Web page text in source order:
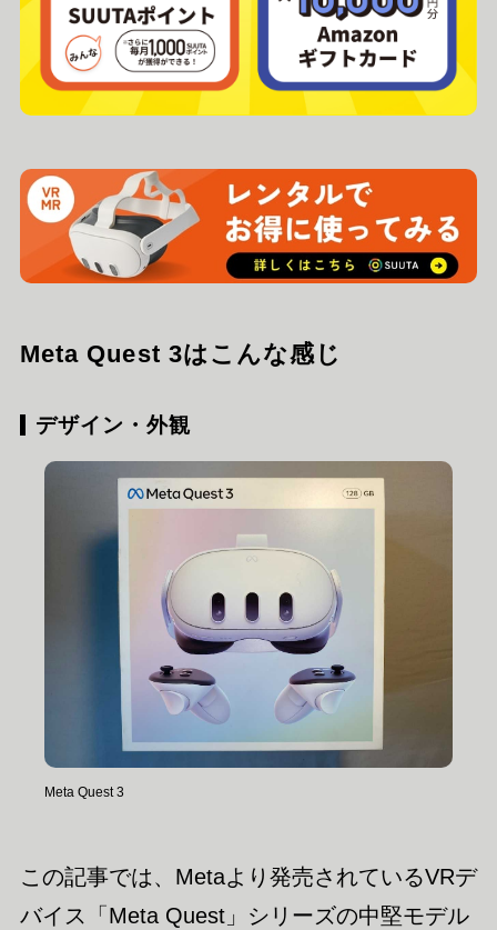
Meta Quest 3はこんな感じ
デザイン・外観
Meta Quest 3
この記事では、Metaより発売されているVRデ
バイス「Meta Quest」シリーズの中堅モデル